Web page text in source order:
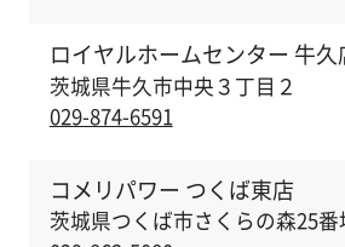
ロイヤルホームセンター 牛久
茨城県牛久市中央３丁目２
029-874-6591
コメリパワー つくば東店
茨城県つくば市さくらの森25番